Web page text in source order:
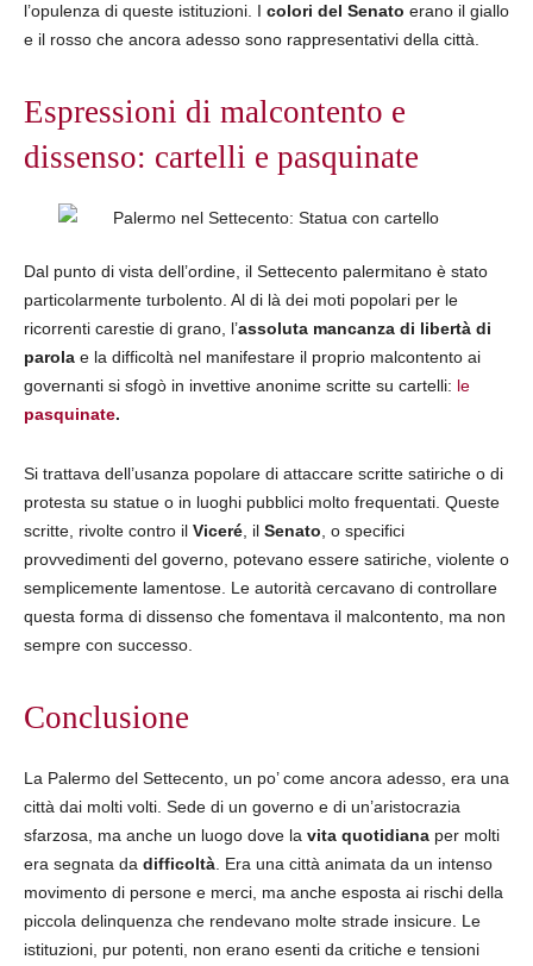
l’opulenza di queste istituzioni. I colori del Senato erano il giallo
e il rosso che ancora adesso sono rappresentativi della città.
Espressioni di malcontento e
dissenso: cartelli e pasquinate
Dal punto di vista dell’ordine, il Settecento palermitano è stato
particolarmente turbolento. Al di là dei moti popolari per le
ricorrenti carestie di grano, l’assoluta mancanza di libertà di
parola e la difficoltà nel manifestare il proprio malcontento ai
governanti si sfogò in invettive anonime scritte su cartelli: le
pasquinate.
Si trattava dell’usanza popolare di attaccare scritte satiriche o di
protesta su statue o in luoghi pubblici molto frequentati. Queste
scritte, rivolte contro il Viceré , il Senato , o specifici
provvedimenti del governo, potevano essere satiriche, violente o
semplicemente lamentose. Le autorità cercavano di controllare
questa forma di dissenso che fomentava il malcontento, ma non
sempre con successo.
Conclusione
La Palermo del Settecento, un po’ come ancora adesso, era una
città dai molti volti. Sede di un governo e di un’aristocrazia
sfarzosa, ma anche un luogo dove la vita quotidiana per molti
era segnata da difficoltà . Era una città animata da un intenso
movimento di persone e merci, ma anche esposta ai rischi della
piccola delinquenza che rendevano molte strade insicure. Le
istituzioni, pur potenti, non erano esenti da critiche e tensioni